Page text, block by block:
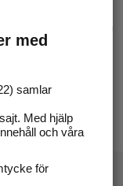
försök igen
med
samlar
Med hjälp
och våra
för